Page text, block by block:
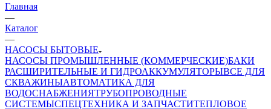
Главная
—
Каталог
—
НАСОСЫ БЫТОВЫЕ
НАСОСЫ ПРОМЫШЛЕННЫЕ (КОММЕРЧЕСКИЕ)БАКИ
РАСШИРИТЕЛЬНЫЕ И ГИДРОАККУМУЛЯТОРЫВСЕ ДЛЯ
СКВАЖИНЫАВТОМАТИКА ДЛЯ
ВОДОСНАБЖЕНИЯТРУБОПРОВОДНЫЕ
СИСТЕМЫСПЕЦТЕХНИКА И ЗАПЧАСТИТЕПЛОВОЕ